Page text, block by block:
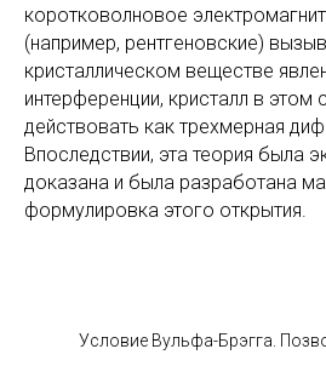
коротковолновое
(например, рентгеновские)
кристаллическом веществе
интерференции, кристалл в этом
действовать как трехмерная
Впоследствии, эта теория была
доказана и была разработана
формулировка этого открытия.